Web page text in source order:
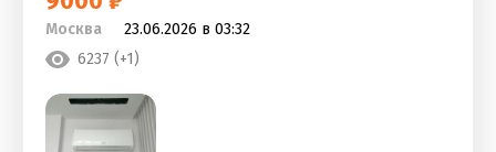
Москва
23.06.2026 в 03:32
6237 (+1)